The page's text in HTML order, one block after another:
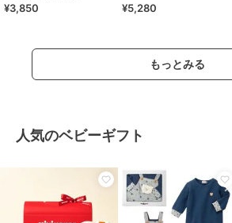
¥3,850 ¥5,280
もっとみる
人気のベビーギフト